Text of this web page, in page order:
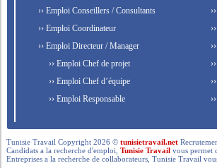
›› Emploi Conseillers / Consultants
›› Emploi Coordinateur
›› Emploi Directeur / Manager
›› Emploi Chef de projet
›› Emploi Chef d’équipe
›› Emploi Responsable
Tunisie Travail Copyright 2026 ©tunisietravail.net
Candidats a la recherche d'emploi,Tunisie Travail vous permet
Entreprises a la recherche de collaborateurs, Tunisie Travail